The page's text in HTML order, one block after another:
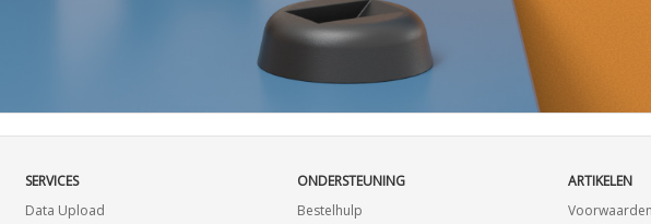
SERVICES
Data Upload
ONDERSTEUNING
Bestelhulp
ARTIKELEN
Voorwaarden